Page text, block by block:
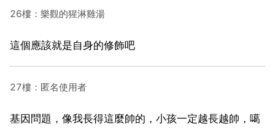
26樓：樂觀的猩淋雞湯
這個應該就是自身的修飾吧
27樓：匿名使用者
基因問題，像我長得這麼帥的，小孩一定越長越帥，噶